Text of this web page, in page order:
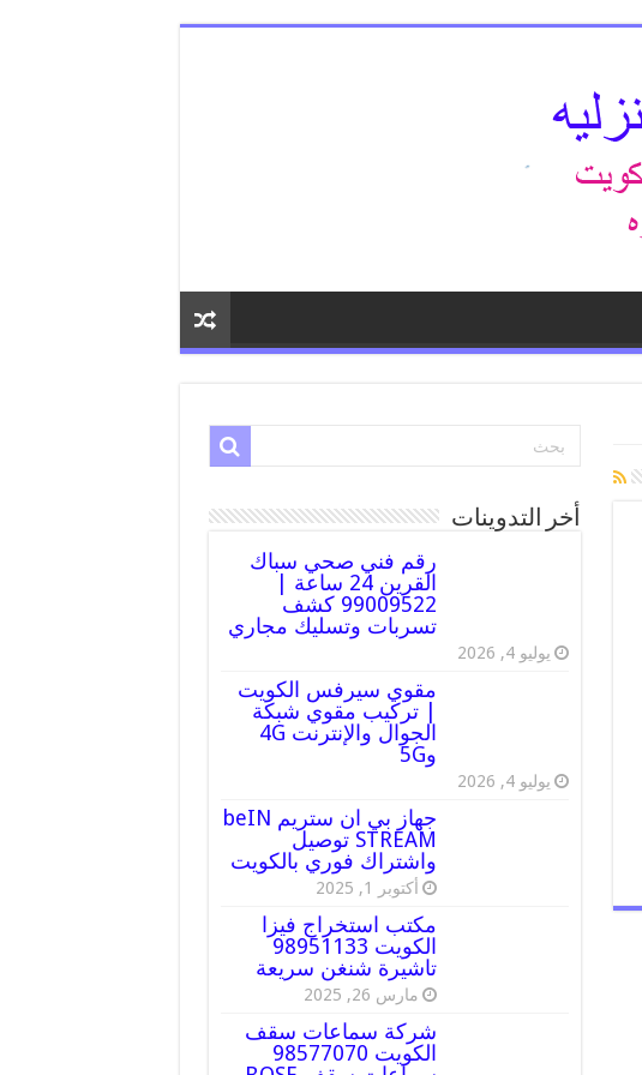
أخر التدوينات
رقم فني صحي سباك
القرين 24 ساعة |
99009522 كشف
تسربات وتسليك مجاري
يوليو 4, 2026
مقوي سيرفس الكويت
| تركيب مقوي شبكة
الجوال والإنترنت 4G
و5G
يوليو 4, 2026
جهاز بي ان ستريم beIN
STREAM توصيل
واشتراك فوري بالكويت
أكتوبر 1, 2025
مكتب استخراج فيزا
الكويت 98951133
تاشيرة شنغن سريعة
مارس 26, 2025
شركة سماعات سقف
الكويت 98577070